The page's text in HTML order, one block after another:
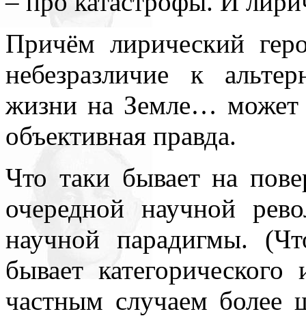
Причём лирический
небезразличие к
жизни на Земле… может
объективная правда.
Что таки бывает на
очередной научной
научной парадигмы.
бывает
частным случаем более